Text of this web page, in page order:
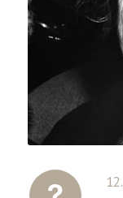
12.